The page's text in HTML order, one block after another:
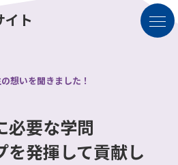
イト
想いを聞きました！
必要な学問
を発揮して貢献し